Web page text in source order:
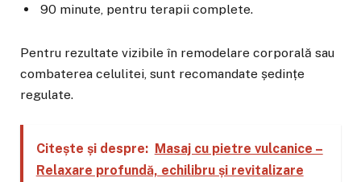
90 minute, pentru terapii complete.
Pentru rezultate vizibile în remodelare corporală sau
combaterea celulitei, sunt recomandate ședințe
regulate.
Citește și despre: Masaj cu pietre vulcanice –
Relaxare profundă, echilibru și revitalizare